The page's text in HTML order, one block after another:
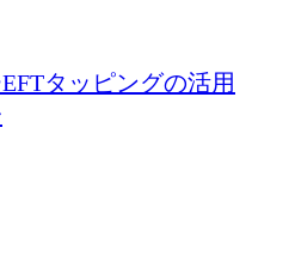
タッピングの活用